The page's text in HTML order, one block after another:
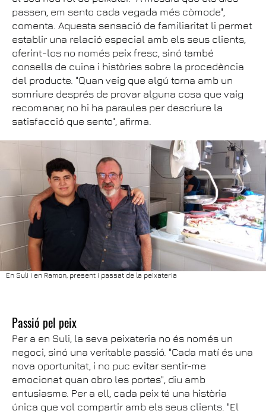
passen, em sento cada vegada més còmode",
comenta. Aquesta sensació de familiaritat li permet
establir una relació especial amb els seus clients,
oferint-los no només peix fresc, sinó també
consells de cuina i històries sobre la procedència
del producte. "Quan veig que algú torna amb un
somriure després de provar alguna cosa que vaig
recomanar, no hi ha paraules per descriure la
satisfacció que sento", afirma.
En Suli i en Ramon, present i passat de la peixateria
Passió pel peix
Per a en Suli, la seva peixateria no és només un
negoci, sinó una veritable passió. "Cada matí és una
nova oportunitat, i no puc evitar sentir-me
emocionat quan obro les portes", diu amb
entusiasme. Per a ell, cada peix té una història
única que vol compartir amb els seus clients. "El